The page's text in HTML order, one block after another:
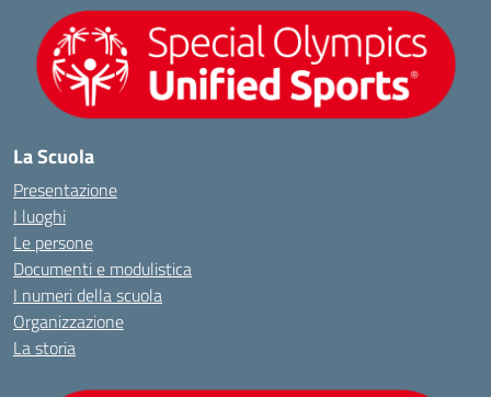
La Scuola
Presentazione
I luoghi
Le persone
Documenti e modulistica
I numeri della scuola
Organizzazione
La storia